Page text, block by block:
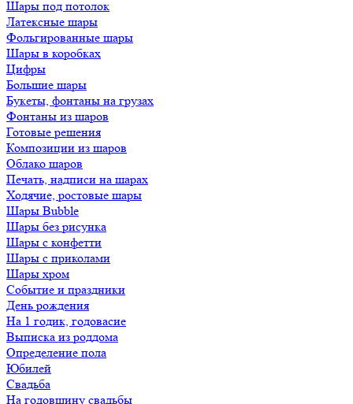
Шары под потолок
Латексные шары
Фольгированные шары
Шары в коробках
Цифры
Большие шары
Букеты, фонтаны на грузах
Фонтаны из шаров
Готовые решения
Композиции из шаров
Облако шаров
Печать, надписи на шарах
Ходячие, ростовые шары
Шары Bubble
Шары без рисунка
Шары с конфетти
Шары с приколами
Шары хром
Событие и праздники
День рождения
На 1 годик, годовасие
Выписка из роддома
Определение пола
Юбилей
Свадьба
На годовщину свадьбы